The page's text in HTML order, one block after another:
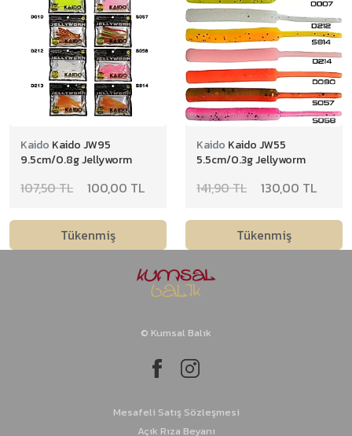
Kaido Kaido JW95
9.5cm/0.8g Jellyworm
107,50 TL 100,00 TL
Tükenmiş
Kaido Kaido JW55
5.5cm/0.3g Jellyworm
141,90 TL 130,00 TL
Tükenmiş
© Kumsal Balık
Mesafeli Satış Sözleşmesi
Açık Rıza Beyanı